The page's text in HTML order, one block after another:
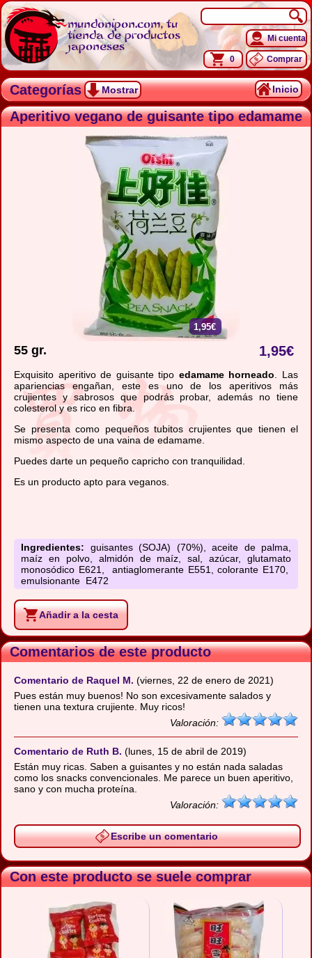
mundonipon.com, tu
tienda de productos
japoneses
Mi cuenta
0 Comprar
Categorías Mostrar Inicio
Aperitivo vegano de guisante tipo edamame
1,95€
55 gr. 1,95€
Exquisito aperitivo de guisante tipo edamame horneado . Las
apariencias engañan, este es uno de los aperitivos más
crujientes y sabrosos que podrás probar, además no tiene
colesterol y es rico en fibra.
Se presenta como pequeños tubitos crujientes que tienen el
mismo aspecto de una vaina de edamame.
Puedes darte un pequeño capricho con tranquilidad.
Es un producto apto para veganos.
Ingredientes: guisantes (SOJA) (70%), aceite de palma,
maíz en polvo, almidón de maíz, sal, azúcar, glutamato
monosódico E621, antiaglomerante E551, colorante E170,
emulsionante E472
Añadir a la cesta
Comentarios de este producto
Comentario de Raquel M. (viernes, 22 de enero de 2021)
Pues están muy buenos! No son excesivamente salados y
tienen una textura crujiente. Muy ricos!
Valoración:
Comentario de Ruth B. (lunes, 15 de abril de 2019)
Están muy ricas. Saben a guisantes y no están nada saladas
como los snacks convencionales. Me parece un buen aperitivo,
sano y con mucha proteína.
Valoración:
Escribe un comentario
Con este producto se suele comprar